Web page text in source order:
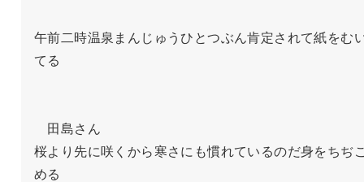
午前二時温泉まんじゅうひとつぶん肯定されて紙をむ
てる
田島さん
桜より先に咲くから寒さにも慣れているのだ身をちぢ
める